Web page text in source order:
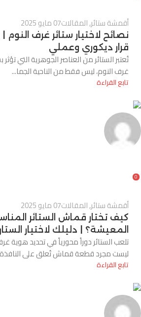
أقمشة ستائر,المقالات07 مايو 2025
نصائح لاختيار ستائر غرف
قرار ديكوري وعملي
تُعتبر الستائر من العناصر الجوهرية التي
غرف النوم، ليس فقط من الناحية الجما...
تابع القراءة
0
أقمشة ستائر,المقالات07 مايو 2025
كيف تختار قماش الستائر
المعيشة؟ | دليلك لاختيار
تلعب الستائر دوراً محورياً في تحديد هوية
ليست مجرد قطعة قماش تُعلق على
تابع القراءة